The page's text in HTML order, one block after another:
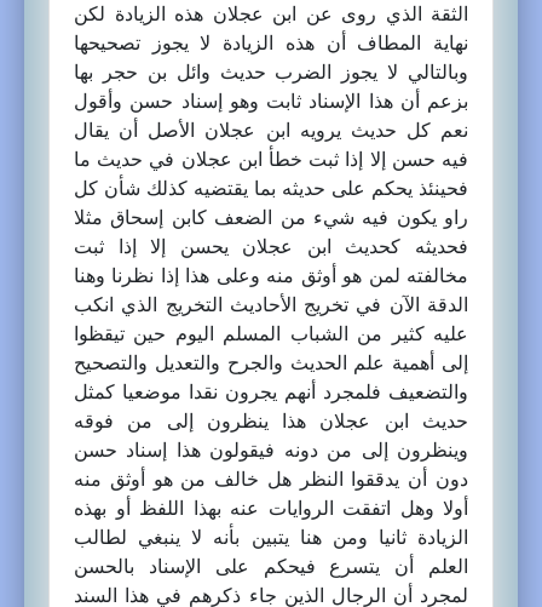
الثقة الذي روى عن ابن عجلان هذه الزيادة لكن
نهاية المطاف أن هذه الزيادة لا يجوز تصحيحها
وبالتالي لا يجوز الضرب حديث وائل بن حجر بها
بزعم أن هذا الإسناد ثابت وهو إسناد حسن وأقول
نعم كل حديث يرويه ابن عجلان الأصل أن يقال
فيه حسن إلا إذا ثبت خطأ ابن عجلان في حديث ما
فحينئذ يحكم على حديثه بما يقتضيه كذلك شأن كل
راو يكون فيه شيء من الضعف كابن إسحاق مثلا
فحديثه كحديث ابن عجلان يحسن إلا إذا ثبت
مخالفته لمن هو أوثق منه وعلى هذا إذا نظرنا وهنا
الدقة الآن في تخريج الأحاديث التخريج الذي انكب
عليه كثير من الشباب المسلم اليوم حين تيقظوا
إلى أهمية علم الحديث والجرح والتعديل والتصحيح
والتضعيف فلمجرد أنهم يجرون نقدا موضعيا كمثل
حديث ابن عجلان هذا ينظرون إلى من فوقه
وينظرون إلى من دونه فيقولون هذا إسناد حسن
دون أن يدققوا النظر هل خالف من هو أوثق منه
أولا وهل اتفقت الروايات عنه بهذا اللفظ أو بهذه
الزيادة ثانيا ومن هنا يتبين بأنه لا ينبغي لطالب
العلم أن يتسرع فيحكم على الإسناد بالحسن
لمجرد أن الرجال الذين جاء ذكرهم في هذا السند